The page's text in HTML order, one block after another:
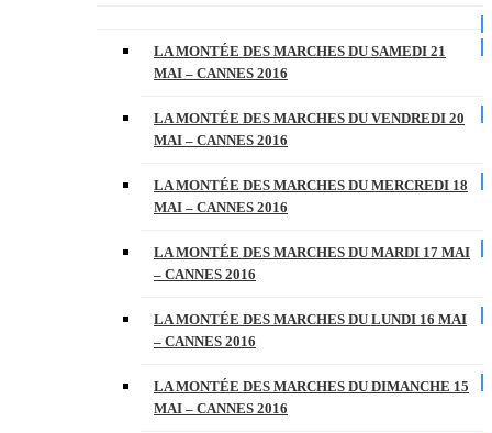
LA MONTÉE DES MARCHES DU SAMEDI 21
MAI – CANNES 2016
LA MONTÉE DES MARCHES DU VENDREDI 20
MAI – CANNES 2016
LA MONTÉE DES MARCHES DU MERCREDI 18
MAI – CANNES 2016
LA MONTÉE DES MARCHES DU MARDI 17 MAI
– CANNES 2016
LA MONTÉE DES MARCHES DU LUNDI 16 MAI
– CANNES 2016
LA MONTÉE DES MARCHES DU DIMANCHE 15
MAI – CANNES 2016